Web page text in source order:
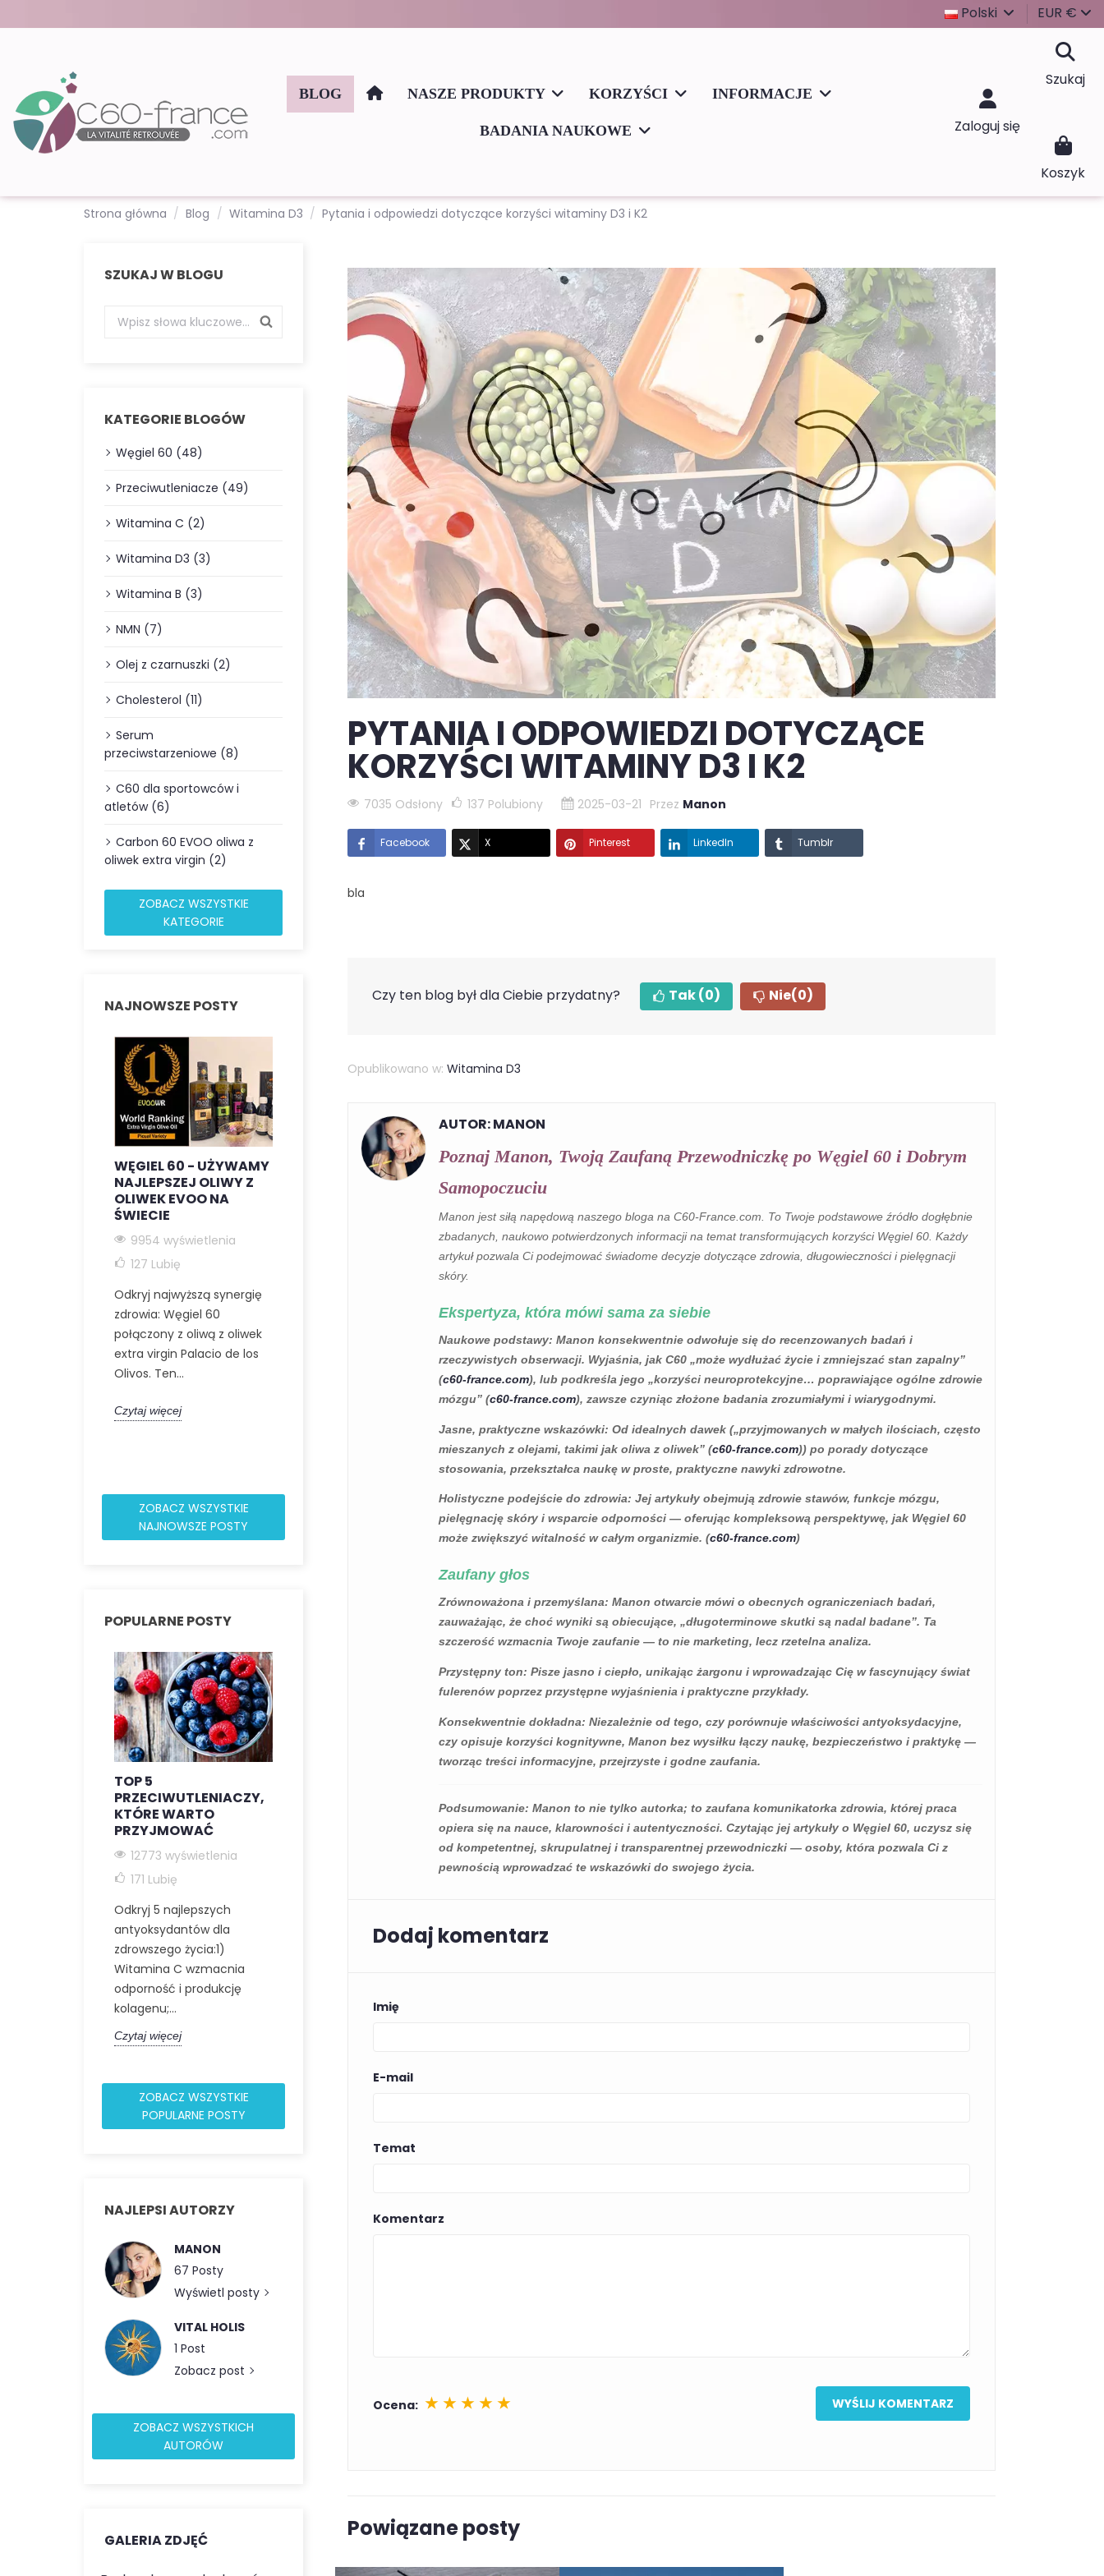
Polski EUR €
BLOG NASZE PRODUKTY KORZYŚCI INFORMACJE
BADANIA NAUKOWE
Szukaj
Zaloguj się
Koszyk
Strona główna Blog Witamina D3 Pytania i odpowiedzi dotyczące korzyści witaminy D3 i K2
SZUKAJ W BLOGU
KATEGORIE BLOGÓW
Węgiel 60 (48)
Przeciwutleniacze (49)
Witamina C (2)
Witamina D3 (3)
Witamina B (3)
NMN (7)
Olej z czarnuszki (2)
Cholesterol (11)
Serum
przeciwstarzeniowe (8)
C60 dla sportowców i
atletów (6)
Carbon 60 EVOO oliwa z
oliwek extra virgin (2)
ZOBACZ WSZYSTKIE
KATEGORIE
NAJNOWSZE POSTY
WĘGIEL 60 - UŻYWAMY
NAJLEPSZEJ OLIWY Z
OLIWEK EVOO NA
ŚWIECIE
9954 wyświetlenia
127 Lubię
Odkryj najwyższą synergię
zdrowia: Węgiel 60
połączony z oliwą z oliwek
extra virgin Palacio de los
Olivos. Ten...
Czytaj więcej
C60 + OLIWA Z OLIWEK
EXTRA VIRGIN
Węgiel 60 w oliwie z oliwek.
C60 A POPRAWIONA
ELASTYCZNOŚĆ:
PORUSZAJ SIĘ
SWOBODNIE KAŻDEGO
DNIA
9280 wyświetlenia
Odkryj, jak Węgiel 60 (C60)
się z większą łatwością i
komfortem. Ten
przełomowy
antyoksydant...
Czytaj więcej
C60 I ENERGIA: JAK
CODZIENNEMU
ZMĘCZENIU
9220 wyświetlenia
Czujesz się wyczerpany po
trudnych treningach? Ten
artykuł pokazuje, jak Węgiel
60 (C60)...
Czytaj więcej
OLEJ C60 DO REDUKCJI
SPORTOWCÓW
8604 wyświetlenia
126 Lubię
artykuł wyjaśnia, jak Węgiel
60 (C60) pomaga
sportowcom ograniczyć...
ZOBACZ WSZYSTKIE
NAJNOWSZE POSTY
POPULARNE POSTY
TOP 5
PRZECIWUTLENIACZY,
KTÓRE WARTO
PRZYJMOWAĆ
12773 wyświetlenia
171 Lubię
Odkryj 5 najlepszych
antyoksydantów dla
zdrowszego życia:1)
Witamina C wzmacnia
odporność i produkcję
kolagenu;...
Czytaj więcej
Odkryj niezwykłe korzyści
zdrowotne Węgiel 60
atomów węgla. Ten...
10 POWODÓW, ABY
SPRÓBOWAĆ
11863 wyświetlenia
przeciwzapalne Węgiel 60,
11785 wyświetlenia
174 Lubię
Fulereny C60 to cząsteczki
11682 wyświetlenia
175 Lubię
ZOBACZ WSZYSTKIE
POPULARNE POSTY
NAJLEPSI AUTORZY
MANON
67 Posty
Wyświetl posty
VITAL HOLIS
1 Post
Zobacz post
ZOBACZ WSZYSTKICH
AUTORÓW
GALERIA ZDJĘĆ
PYTANIA I ODPOWIEDZI DOTYCZĄCE
KORZYŚCI WITAMINY D3 I K2
7035 Odsłony 137 Polubiony 2025-03-21 Przez Manon
Facebook X Pinterest LinkedIn Tumblr
bla
Czy ten blog był dla Ciebie przydatny? Tak(0) Nie(0)
Opublikowano w: Witamina D3
AUTOR: MANON
Poznaj Manon, Twoją Zaufaną Przewodniczkę po Węgiel 60 i Dobrym
Samopoczuciu
Manon jest siłą napędową naszego bloga na C60-France.com. To Twoje podstawowe źródło dogłębnie
zbadanych, naukowo potwierdzonych informacji na temat transformujących korzyści Węgiel 60. Każdy
artykuł pozwala Ci podejmować świadome decyzje dotyczące zdrowia, długowieczności i pielęgnacji
skóry.
Ekspertyza, która mówi sama za siebie
Naukowe podstawy: Manon konsekwentnie odwołuje się do recenzowanych badań i
rzeczywistych obserwacji. Wyjaśnia, jak C60 „może wydłużać życie i zmniejszać stan zapalny”
(c60-france.com), lub podkreśla jego „korzyści neuroprotekcyjne… poprawiające ogólne zdrowie
mózgu” (c60-france.com), zawsze czyniąc złożone badania zrozumiałymi i wiarygodnymi.
Jasne, praktyczne wskazówki: Od idealnych dawek („przyjmowanych w małych ilościach, często
mieszanych z olejami, takimi jak oliwa z oliwek” (c60-france.com)) po porady dotyczące
stosowania, przekształca naukę w proste, praktyczne nawyki zdrowotne.
Holistyczne podejście do zdrowia: Jej artykuły obejmują zdrowie stawów, funkcje mózgu,
pielęgnację skóry i wsparcie odporności — oferując kompleksową perspektywę, jak Węgiel 60
może zwiększyć witalność w całym organizmie. (c60-france.com)
Zaufany głos
Zrównoważona i przemyślana: Manon otwarcie mówi o obecnych ograniczeniach badań,
zauważając, że choć wyniki są obiecujące, „długoterminowe skutki są nadal badane”. Ta
szczerość wzmacnia Twoje zaufanie — to nie marketing, lecz rzetelna analiza.
Przystępny ton: Pisze jasno i ciepło, unikając żargonu i wprowadzając Cię w fascynujący świat
fulerenów poprzez przystępne wyjaśnienia i praktyczne przykłady.
Konsekwentnie dokładna: Niezależnie od tego, czy porównuje właściwości antyoksydacyjne,
czy opisuje korzyści kognitywne, Manon bez wysiłku łączy naukę, bezpieczeństwo i praktykę —
tworząc treści informacyjne, przejrzyste i godne zaufania.
Podsumowanie: Manon to nie tylko autorka; to zaufana komunikatorka zdrowia, której praca
opiera się na nauce, klarowności i autentyczności. Czytając jej artykuły o Węgiel 60, uczysz się
od kompetentnej, skrupulatnej i transparentnej przewodniczki — osoby, która pozwala Ci z
pewnością wprowadzać te wskazówki do swojego życia.
Dodaj komentarz
Imię
E-mail
Temat
Komentarz
Ocena: ★ ★ ★ ★ ★
Powiązane posty
Zapisz się do newslettera